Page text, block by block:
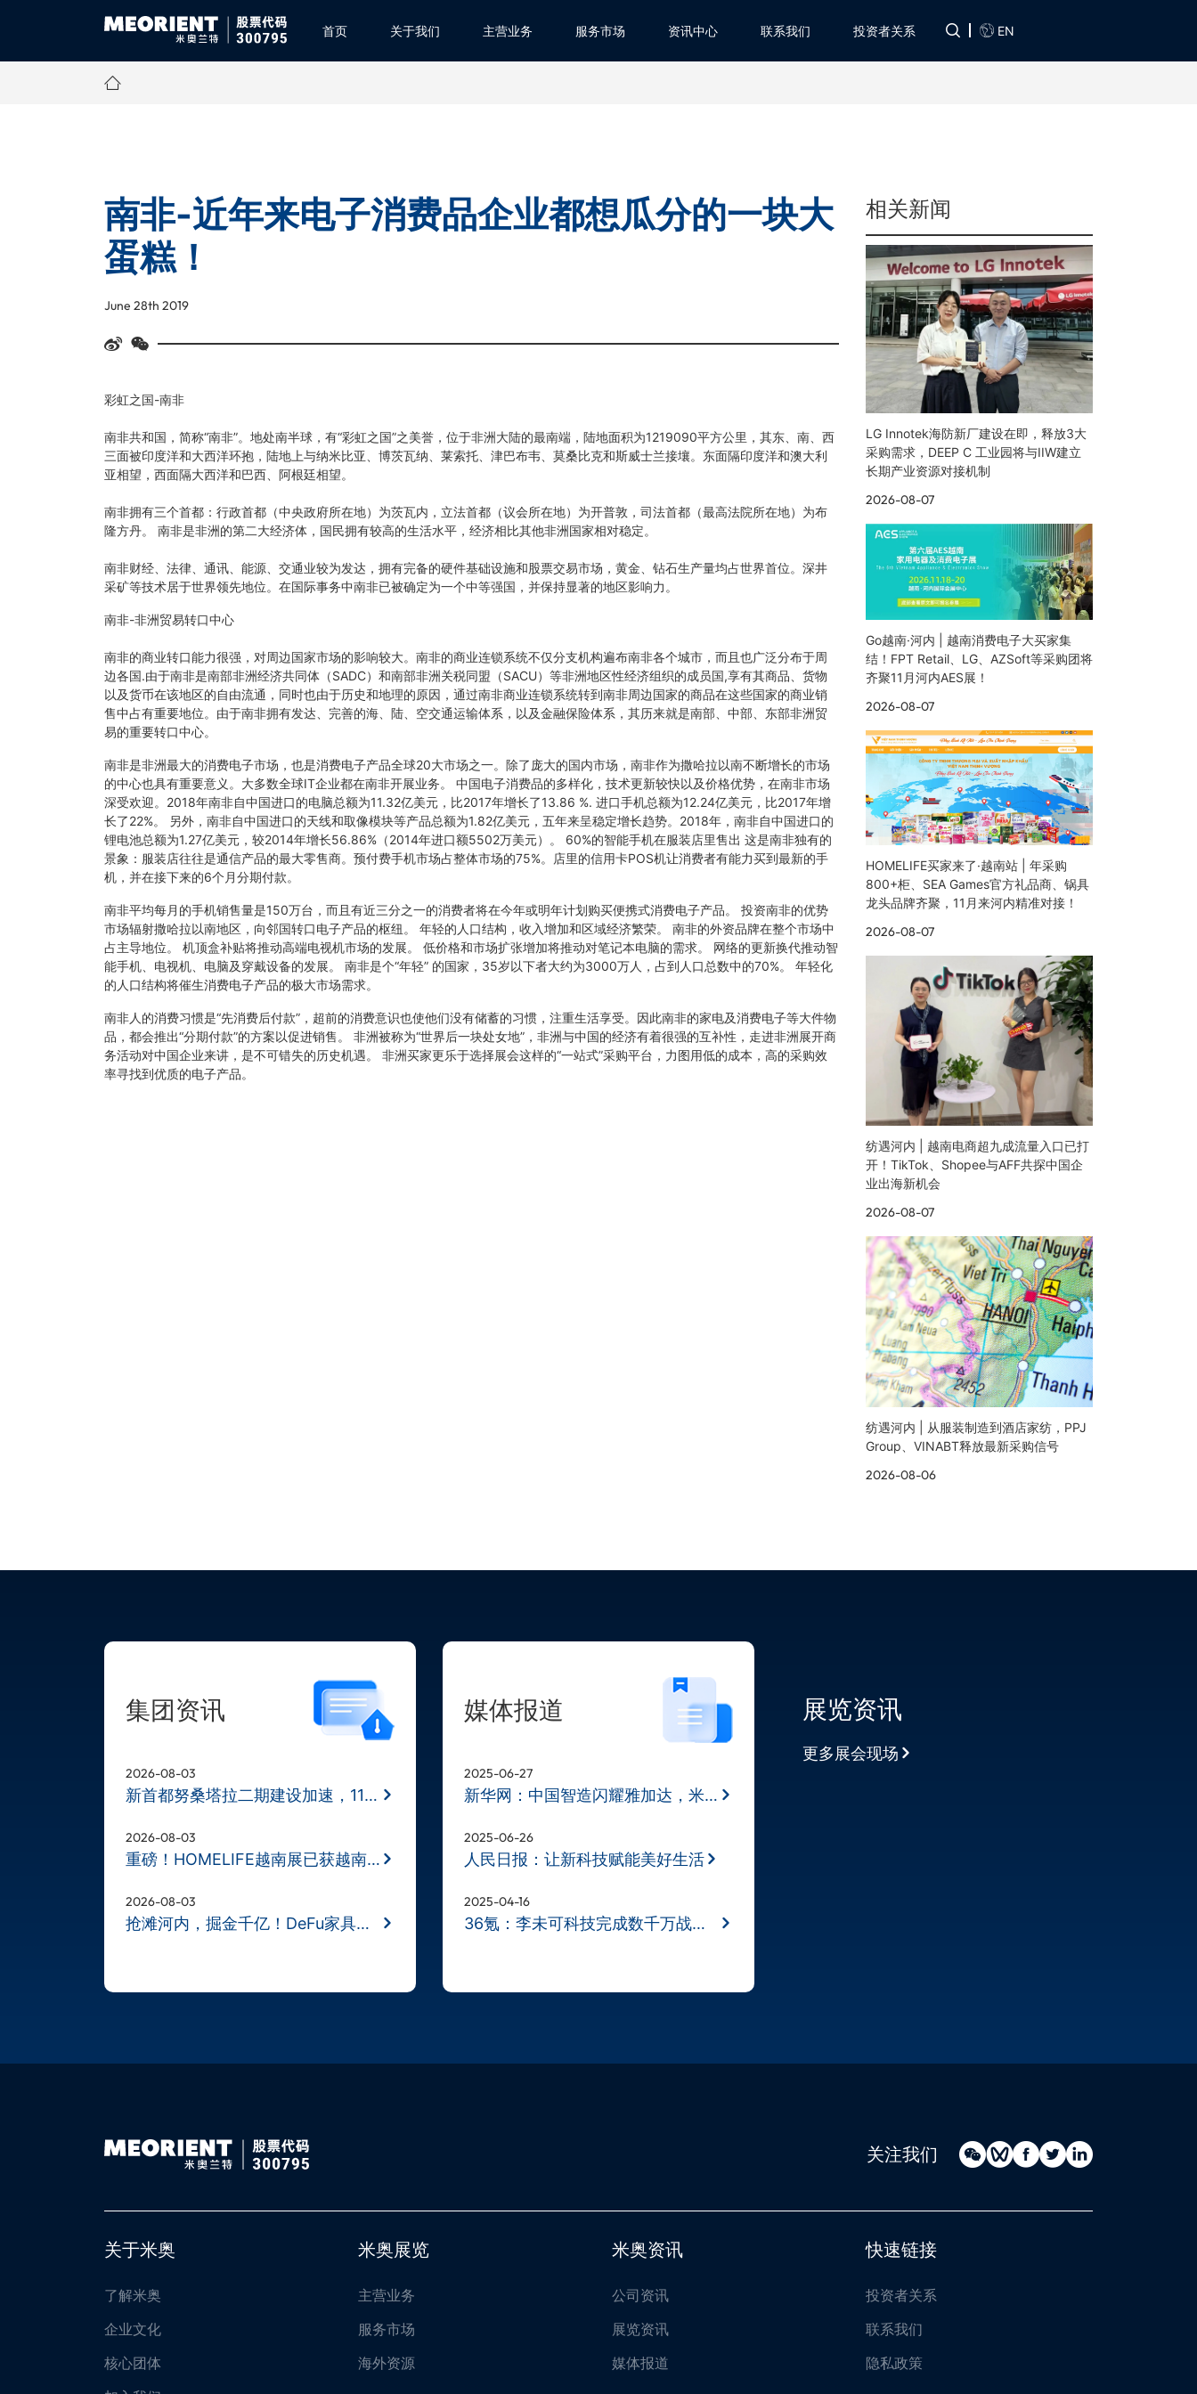
首页 关于我们 主营业务 服务市场 资讯中心 联系我们 投资者关系 EN
南非-近年来电子消费品企业都想瓜分的一块大
蛋糕！
June 28th 2019
彩虹之国-南非
南非共和国，简称“南非”。地处南半球，有“彩虹之国”之美誉，位于非洲大陆的最南端，陆地面积为1219090平方公里，其东、南、西
三面被印度洋和大西洋环抱，陆地上与纳米比亚、博茨瓦纳、莱索托、津巴布韦、莫桑比克和斯威士兰接壤。东面隔印度洋和澳大利
亚相望，西面隔大西洋和巴西、阿根廷相望。
南非拥有三个首都：行政首都（中央政府所在地）为茨瓦内，立法首都（议会所在地）为开普敦，司法首都（最高法院所在地）为布
隆方丹。 南非是非洲的第二大经济体，国民拥有较高的生活水平，经济相比其他非洲国家相对稳定。
南非财经、法律、通讯、能源、交通业较为发达，拥有完备的硬件基础设施和股票交易市场，黄金、钻石生产量均占世界首位。深井
采矿等技术居于世界领先地位。在国际事务中南非已被确定为一个中等强国，并保持显著的地区影响力。
南非-非洲贸易转口中心
南非的商业转口能力很强，对周边国家市场的影响较大。南非的商业连锁系统不仅分支机构遍布南非各个城市，而且也广泛分布于周
边各国.由于南非是南部非洲经济共同体（SADC）和南部非洲关税同盟（SACU）等非洲地区性经济组织的成员国,享有其商品、货物
以及货币在该地区的自由流通，同时也由于历史和地理的原因，通过南非商业连锁系统转到南非周边国家的商品在这些国家的商业销
售中占有重要地位。由于南非拥有发达、完善的海、陆、空交通运输体系，以及金融保险体系，其历来就是南部、中部、东部非洲贸
易的重要转口中心。
南非是非洲最大的消费电子市场，也是消费电子产品全球20大市场之一。除了庞大的国内市场，南非作为撒哈拉以南不断增长的市场
的中心也具有重要意义。大多数全球IT企业都在南非开展业务。 中国电子消费品的多样化，技术更新较快以及价格优势，在南非市场
深受欢迎。2018年南非自中国进口的电脑总额为11.32亿美元，比2017年增长了13.86 %. 进口手机总额为12.24亿美元，比2017年增
长了22%。 另外，南非自中国进口的天线和取像模块等产品总额为1.82亿美元，五年来呈稳定增长趋势。2018年，南非自中国进口的
锂电池总额为1.27亿美元，较2014年增长56.86%（2014年进口额5502万美元）。 60%的智能手机在服装店里售出 这是南非独有的
景象：服装店往往是通信产品的最大零售商。预付费手机市场占整体市场的75%。店里的信用卡POS机让消费者有能力买到最新的手
机，并在接下来的6个月分期付款。
南非平均每月的手机销售量是150万台，而且有近三分之一的消费者将在今年或明年计划购买便携式消费电子产品。 投资南非的优势
市场辐射撒哈拉以南地区，向邻国转口电子产品的枢纽。 年轻的人口结构，收入增加和区域经济繁荣。 南非的外资品牌在整个市场中
占主导地位。 机顶盒补贴将推动高端电视机市场的发展。 低价格和市场扩张增加将推动对笔记本电脑的需求。 网络的更新换代推动智
能手机、电视机、电脑及穿戴设备的发展。 南非是个“年轻” 的国家，35岁以下者大约为3000万人，占到人口总数中的70%。 年轻化
的人口结构将催生消费电子产品的极大市场需求。
南非人的消费习惯是“先消费后付款”，超前的消费意识也使他们没有储蓄的习惯，注重生活享受。因此南非的家电及消费电子等大件物
品，都会推出“分期付款”的方案以促进销售。 非洲被称为“世界后一块处女地”，非洲与中国的经济有着很强的互补性，走进非洲展开商
务活动对中国企业来讲，是不可错失的历史机遇。 非洲买家更乐于选择展会这样的“一站式”采购平台，力图用低的成本，高的采购效
率寻找到优质的电子产品。
相关新闻
LG Innotek海防新厂建设在即，释放3大
采购需求，DEEP C 工业园将与IIW建立
长期产业资源对接机制
2026-08-07
Go越南·河内 | 越南消费电子大买家集
结！FPT Retail、LG、AZSoft等采购团将
齐聚11月河内AES展！
2026-08-07
HOMELIFE买家来了·越南站 | 年采购
800+柜、SEA Games官方礼品商、锅具
龙头品牌齐聚，11月来河内精准对接！
2026-08-07
纺遇河内 | 越南电商超九成流量入口已打
开！TikTok、Shopee与AFF共探中国企
业出海新机会
2026-08-07
纺遇河内 | 从服装制造到酒店家纺，PPJ
Group、VINABT释放最新采购信号
2026-08-06
集团资讯
2026-08-03
新首都努桑塔拉二期建设加速，11月BD
2026-08-03
重磅！HOMELIFE越南展已获越南财政部
2026-08-03
抢滩河内，掘金千亿！DeFu家具展11月
媒体报道
2025-06-27
新华网：中国智造闪耀雅加达，米奥兰
2025-06-26
人民日报：让新科技赋能美好生活
2025-04-16
36氪：李未可科技完成数千万战略融资
展览资讯
更多展会现场
关注我们
关于米奥
了解米奥
企业文化
核心团体
米奥展览
主营业务
服务市场
海外资源
米奥资讯
公司资讯
展览资讯
媒体报道
快速链接
投资者关系
联系我们
隐私政策